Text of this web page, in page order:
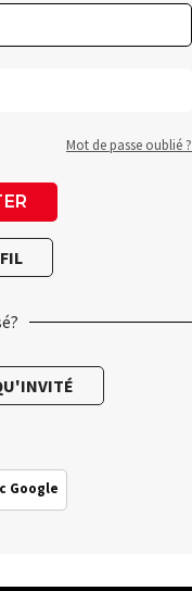
Mot de passe oublié ?
Google